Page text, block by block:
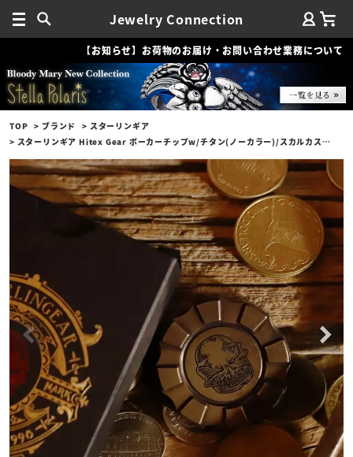
Jewelry Connection
【お知らせ】お荷物のお届け・お問い合わせ業務について
TOP ブランド
スターリンギア
スターリンギア Hitex Gear ポーカーチップw/チタン(ノーカラー)/スカルカスタム